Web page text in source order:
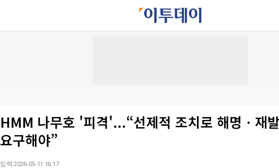
HMM 나무호 '피격'...“선제적 조치로 해명ㆍ재
요구해야”
입력 2026-05-11 16:17